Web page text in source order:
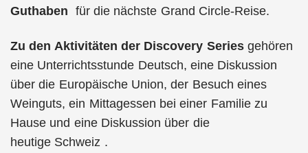
Guthaben für die nächste Grand Circle-Reise.
Zu den Aktivitäten der Discovery Seriesgehören
eine Unterrichtsstunde Deutsch, eine Diskussion
über die Europäische Union, der Besuch eines
Weinguts, ein Mittagessen bei einer Familie zu
Hause und eine Diskussion über die
heutige Schweiz .